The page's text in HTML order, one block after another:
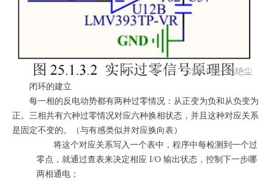
闭环的建立
每一相的反电动势都有两种过零情况：从正变为负和从负变为
正。三相共有六种过零情况对应六种换相状态，并且这种对应关系
是固定不变的。（与有感类似并对应换向表）
将这个对应关系写入一个表中，程序中每检测到一个过
零点，就通过查表来决定相应 I/O 输出状态，控制下一步哪
两相通电；